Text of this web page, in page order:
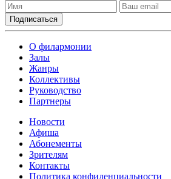
О филармонии
Залы
Жанры
Коллективы
Руководство
Партнеры
Новости
Афиша
Абонементы
Зрителям
Контакты
Политика конфиденциальности